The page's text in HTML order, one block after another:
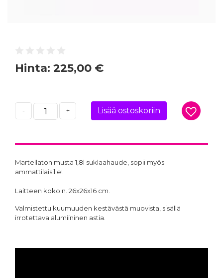
Hinta: 225,00 €
- + Lisää ostoskoriin
Martellaton musta 1,8l suklaahaude, sopii myös
ammattilaisille!
Laitteen koko n. 26x26x16 cm.
Valmistettu kuumuuden kestävästä muovista, sisällä
irrotettava alumiininen astia.